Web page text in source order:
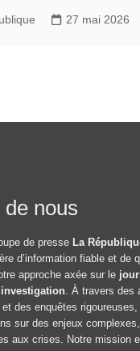
27 mai 2026
nous
de presse La
d’information fiable et de
approche axée sur le
. À travers des
des enquêtes
sur des enjeux
aux crises. Notre mission